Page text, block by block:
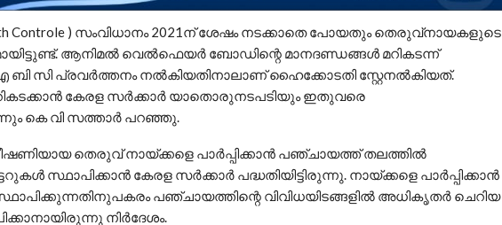
Controle ) സംവിധാനം 2021ന് ശേഷം നടക്കാതെ പോയതും തെരുവ്നായകളുടെ
ആനിമൽ വെൽഫെയർ ബോഡിന്റെ മാനദണ്ഡങ്ങൾ മറികടന്ന്
സി പ്രവർത്തനം നൽകിയതിനാലാണ് ഹൈക്കോടതി സ്റ്റേനൽകിയത്.
കേരള സർക്കാർ യാതൊരുനടപടിയും ഇതുവരെ
കെ വി സത്താർ പറഞ്ഞു.
തെരുവ് നായ്ക്കളെ പാർപ്പിക്കാൻ പഞ്ചായത്ത് തലത്തിൽ
സ്ഥാപിക്കാൻ കേരള സർക്കാർ പദ്ധതിയിട്ടിരുന്നു. നായ്ക്കളെ പാർപ്പിക്കാൻ
സ്ഥാപിക്കുന്നതിനുപകരം പഞ്ചായത്തിന്റെ വിവിധയിടങ്ങളിൽ അധികൃതർ ചെറിയ
നിർദേശം.